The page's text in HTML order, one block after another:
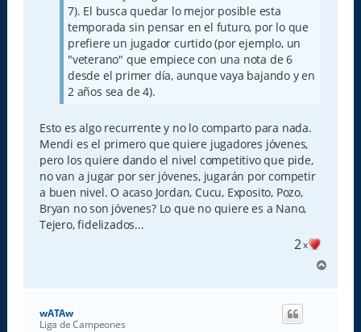
7). El busca quedar lo mejor posible esta
temporada sin pensar en el futuro, por lo que
prefiere un jugador curtido (por ejemplo, un
"veterano" que empiece con una nota de 6
desde el primer día, aunque vaya bajando y en
2 años sea de 4).
Esto es algo recurrente y no lo comparto para nada.
Mendi es el primero que quiere jugadores jóvenes,
pero los quiere dando el nivel competitivo que pide,
no van a jugar por ser jóvenes, jugarán por competir
a buen nivel. O acaso Jordan, Cucu, Exposito, Pozo,
Bryan no son jóvenes? Lo que no quiere es a Nano,
Tejero, fidelizados...
2x
r
wATAw
Liga de Campeones